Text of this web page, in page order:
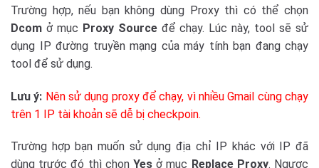
Trường hợp, nếu bạn không dùng Proxy thì có thể chọn
Dcom ở mục Proxy Source để chạy. Lúc này, tool sẽ sử
dụng IP đường truyền mạng của máy tính bạn đang chạy
tool để sử dụng.
Lưu ý: Nên sử dụng proxy để chạy, vì nhiều Gmail cùng chạy
trên 1 IP tài khoản sẽ dễ bị checkpoin.
Trường hợp bạn muốn sử dụng địa chỉ IP khác với IP đã
dùng trước đó thì chọn Yes ở mục Replace Proxy. Ngược